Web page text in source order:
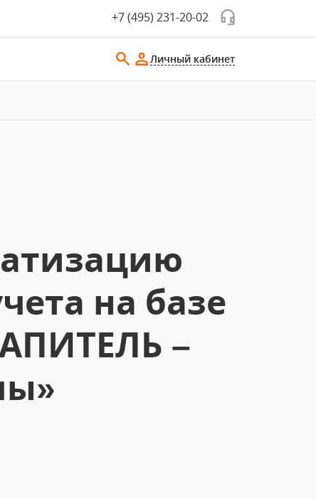
+7 (495) 231-20-02
Личный кабинет
на базе
–